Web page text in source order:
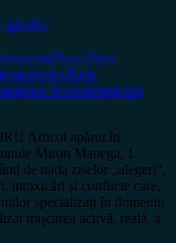
gândire
Doru Dinu
ortodoxRadu
Profesioniști din
Articol apărut în
Miron Manega, 1.
de nada ziselor „alegeri”,
intoxicări și conflicte care,
specializați în domeniu
mișcarea activă, reală, a